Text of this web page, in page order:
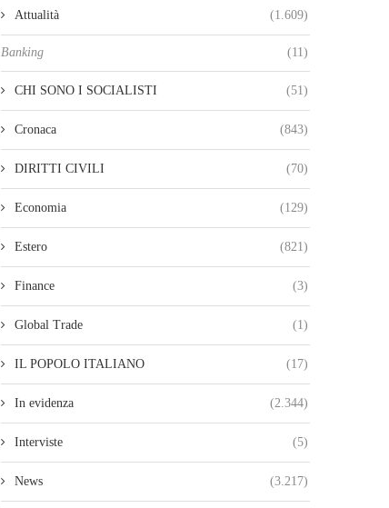
Attualità (1.609)
Banking (11)
CHI SONO I SOCIALISTI (51)
Cronaca (843)
DIRITTI CIVILI (70)
Economia (129)
Estero (821)
Finance (3)
Global Trade (1)
IL POPOLO ITALIANO (17)
In evidenza (2.344)
Interviste (5)
News (3.217)